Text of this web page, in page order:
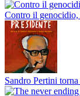
Contro il genocidio,
Sandro Pertini